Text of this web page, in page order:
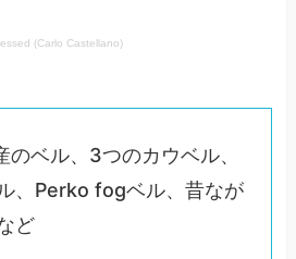
(Carlo Castellano)
ベル、3つのカウベル、
、Perko fogベル、昔なが
ど